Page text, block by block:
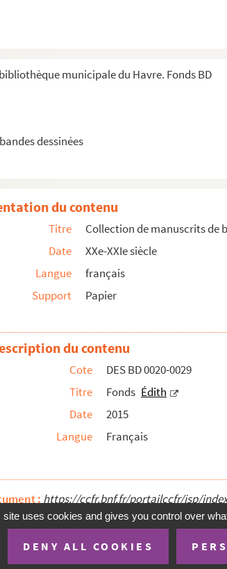
municipale du Havre. Fonds BD
dessinées
minuit"
du contenu
Titre
Collection de manuscrits de
Date
XXe-XXIe siècle
Langue
français
Support
Papier
du contenu
Cote
DES BD 0020-0029
Titre
Fonds Édith
Date
2015
Langue
Français
: https://ccfr.bnf.fr/portailccfr/jsp/
Mentions Légales Accessibilité (non
site uses cookies and gives you control over
DENY ALL COOKIES